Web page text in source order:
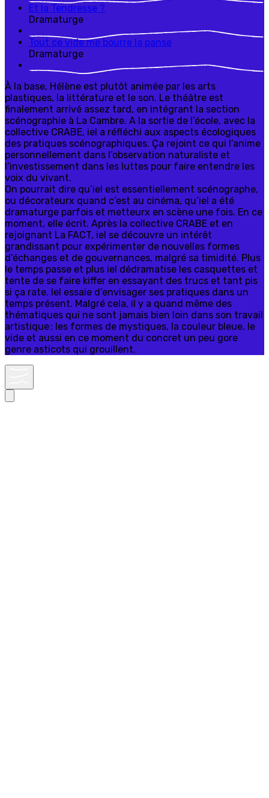
Et la Tendresse ?
Dramaturge
Tout ce vide me bourre la panse
Dramaturge
À la base, Hélène est plutôt animée par les arts
plastiques, la littérature et le son. Le théâtre est
finalement arrivé assez tard, en intégrant la section
scénographie à La Cambre. A la sortie de l’école, avec la
collective CRABE, iel a réfléchi aux aspects écologiques
des pratiques scénographiques. Ça rejoint ce qui l’anime
personnellement dans l’observation naturaliste et
l’investissement dans les luttes pour faire entendre les
voix du vivant.
On pourrait dire qu’iel est essentiellement scénographe,
ou décorateurx quand c’est au cinéma, qu’iel a été
dramaturge parfois et metteurx en scène une fois. En ce
moment, elle écrit. Après la collective CRABE et en
rejoignant La FACT, iel se découvre un intérêt
grandissant pour expérimenter de nouvelles formes
d’échanges et de gouvernances, malgré sa timidité. Plus
le temps passe et plus iel dédramatise les casquettes et
tente de se faire kiffer en essayant des trucs et tant pis
si ça rate. Iel essaie d’envisager ses pratiques dans un
temps présent. Malgré cela, il y a quand même des
thématiques qui ne sont jamais bien loin dans son travail
artistique : les formes de mystiques, la couleur bleue, le
vide et aussi en ce moment du concret un peu gore
genre asticots qui grouillent.